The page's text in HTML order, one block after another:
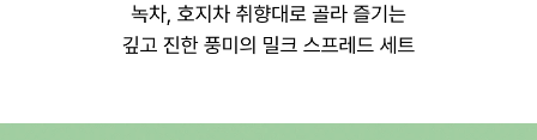
미피 스윗 티 밀크 스프레드 세트, MIFFY SWEET TEA MILK SPREAD SET
녹차, 호지차 취향대로 골라 즐기는 깊고 진한 풍미의 밀크 스프레드 세트